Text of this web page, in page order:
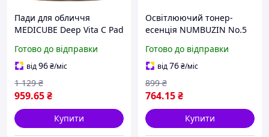
Пади для обличчя
MEDICUBE Deep Vita C Pad
пігментації, сяйво та
вирівнювання тону шкіри
Готово до відправки
від96₴/міс
959.65₴
1 129 ₴
Купити
Освітлюючий тонер-
есенція NUMBUZIN No.5
Toner 200 мл для сяйва та
вирівнювання тону шкіри
Готово до відправки
від76₴/міс
764.15₴
899 ₴
Купити